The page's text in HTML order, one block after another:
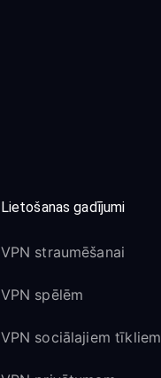
Lietošanas gadījumi
VPN straumēšanai
VPN spēlēm
VPN sociālajiem tīkliem